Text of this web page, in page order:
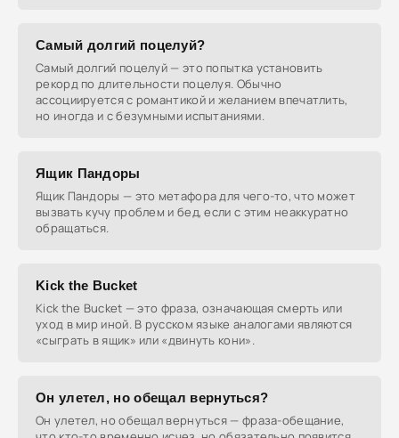
Самый долгий поцелуй?
Самый долгий поцелуй — это попытка установить
рекорд по длительности поцелуя. Обычно
ассоциируется с романтикой и желанием впечатлить,
но иногда и с безумными испытаниями.
Ящик Пандоры
Ящик Пандоры — это метафора для чего-то, что может
вызвать кучу проблем и бед, если с этим неаккуратно
обращаться.
Kick the Bucket
Kick the Bucket — это фраза, означающая смерть или
уход в мир иной. В русском языке аналогами являются
«сыграть в ящик» или «двинуть кони».
Он улетел, но обещал вернуться?
Он улетел, но обещал вернуться — фраза-обещание,